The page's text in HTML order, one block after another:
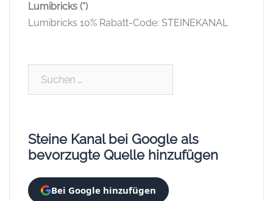
Lumibricks (*)
Lumibricks 10% Rabatt-Code: STEINEKANAL
Steine Kanal bei Google als
bevorzugte Quelle hinzufügen
Bei Google hinzufügen